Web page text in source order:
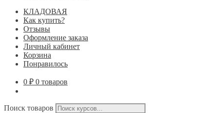
КЛАДОВАЯ
Как купить?
Отзывы
Оформление заказа
Личный кабинет
Корзина
Понравилось
0 ₽ 0 товаров
Поиск товаров